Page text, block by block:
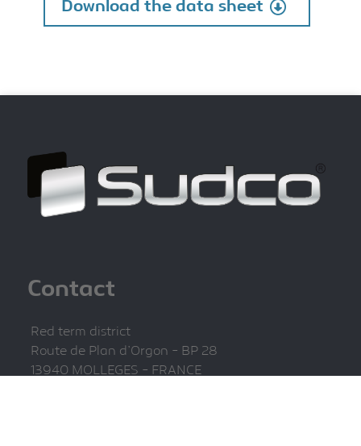
Download the data sheet
Contact
Red term district
Route de Plan d'Orgon - BP 28
13940 MOLLEGES - FRANCE